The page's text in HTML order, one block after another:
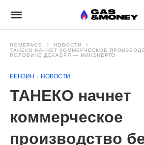
HOMEPAGE
НОВОСТИ
ТАНЕКО НАЧНЕТ КОММЕРЧЕСКОЕ
ПОЛОВИНЕ ДЕКАБРЯ — МИНЭНЕРГО
БЕНЗИН НОВОСТИ
ТАНЕКО начнет
коммерческое
производство